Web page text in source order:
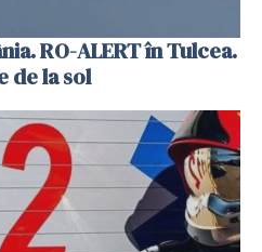
RO-ALERT în Tulcea.
de la sol